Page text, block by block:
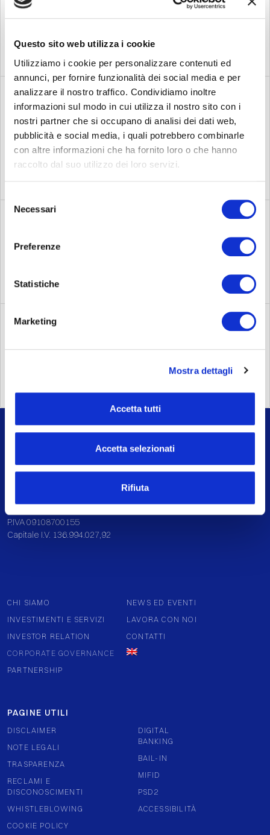
Questo sito web utilizza i cookie
Utilizziamo i cookie per personalizzare contenuti ed
annunci, per fornire funzionalità dei social media e per
analizzare il nostro traffico. Condividiamo inoltre
informazioni sul modo in cui utilizza il nostro sito con i
nostri partner che si occupano di analisi dei dati web,
pubblicità e social media, i quali potrebbero combinarle
con altre informazioni che ha fornito loro o che hanno
raccolto dal suo utilizzo dei loro servizi.
delNecessari
Preferenze
Statistiche
Marketing
Mostra dettagli
Accetta tutti
Accetta selezionati
Rifiuta
Documenti societari
Assemblee degli
azionisti
SCOPRI
Azionariato SCOPRI
Internal dealing
Via Cerva, 28
P.IVA 09108700155
Capitale I.V. 136.994.027,92
CHI SIAMO
INVESTIMENTI E SERVIZI
INVESTOR RELATION
CORPORATE GOVERNANCE
PARTNERSHIP
NEWS ED EVENTI
LAVORA CON NOI
CONTATTI
PAGINE UTILI
DISCLAIMER
NOTE LEGALI
TRASPARENZA
RECLAMI E
DISCONOSCIMENTI
WHISTLEBLOWING
COOKIE POLICY
DIGITAL
BANKING
BAIL-IN
MIFID
PSD2
ACCESSIBILITÀ